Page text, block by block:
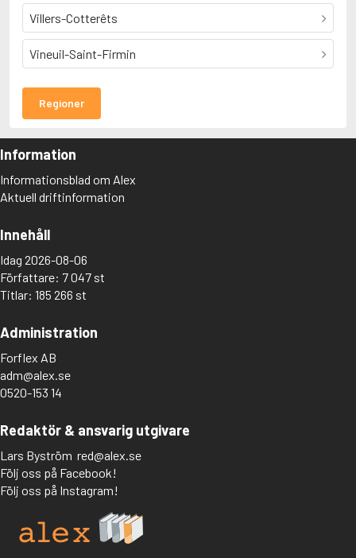
Villers-Cotterêts
Vineuil-Saint-Firmin
Regioner
Information
Informationsblad om Alex
Aktuell driftinformation
Innehåll
Idag 2026-08-06
Författare: 7 047 st
Titlar: 185 266 st
Administration
Forflex AB
adm@alex.se
0520-153 14
Redaktör & ansvarig utgivare
Lars Byström red@alex.se
Följ oss på Facebook!
Följ oss på Instagram!